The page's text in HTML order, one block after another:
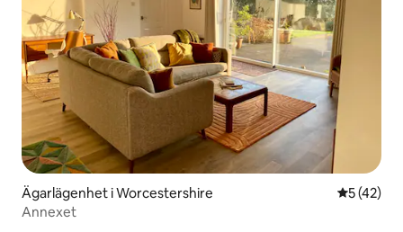
Ägarlägenhet i Worcestershire 5 av 5 i
5 (42)
Annexet